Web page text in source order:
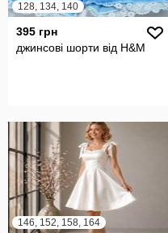
128, 134, 140
395 грн
джинсові шорти від H&M
146, 152, 158, 164